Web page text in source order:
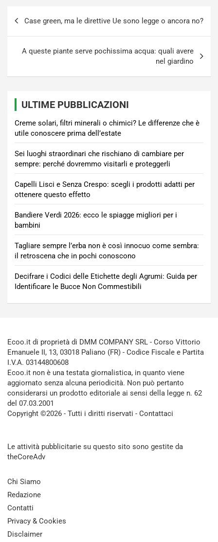
articoli
Case green, ma le direttive Ue sono legge o ancora no?
A queste piante serve pochissima acqua: quali avere
nel giardino
ULTIME PUBBLICAZIONI
Creme solari, filtri minerali o chimici? Le differenze che è
utile conoscere prima dell’estate
Sei luoghi straordinari che rischiano di cambiare per
sempre: perché dovremmo visitarli e proteggerli
Capelli Lisci e Senza Crespo: scegli i prodotti adatti per
ottenere questo effetto
Bandiere Verdi 2026: ecco le spiagge migliori per i
bambini
Tagliare sempre l’erba non è così innocuo come sembra:
il retroscena che in pochi conoscono
Decifrare i Codici delle Etichette degli Agrumi: Guida per
Identificare le Bucce Non Commestibili
Ecoo.it di proprietà di DMM COMPANY SRL - Corso Vittorio
Emanuele II, 13, 03018 Paliano (FR) - Codice Fiscale e Partita
I.V.A. 03144800608
Ecoo.it non è una testata giornalistica, in quanto viene
aggiornato senza alcuna periodicità. Non può pertanto
considerarsi un prodotto editoriale ai sensi della legge n. 62
del 07.03.2001
Copyright ©2026 - Tutti i diritti riservati - Contattaci
Le attività pubblicitarie su questo sito sono gestite da
theCoreAdv
Chi Siamo
Redazione
Contatti
Privacy & Cookies
Disclaimer